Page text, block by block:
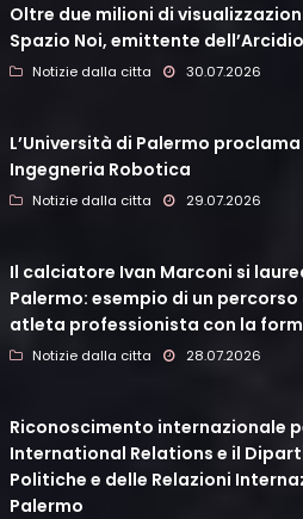
Oltre due milioni di
Spazio Noi, emittente
Notizie dalla citta 30.07.2026
L’Università di Palermo
Ingegneria Robotica
Notizie dalla citta 29.07.2026
Il calciatore Ivan Marconi si
Palermo: esempio di un
atleta professionista con la
Notizie dalla citta 28.07.2026
Riconoscimento internazionale
International Relations e il
Politiche e delle Relazioni
Palermo